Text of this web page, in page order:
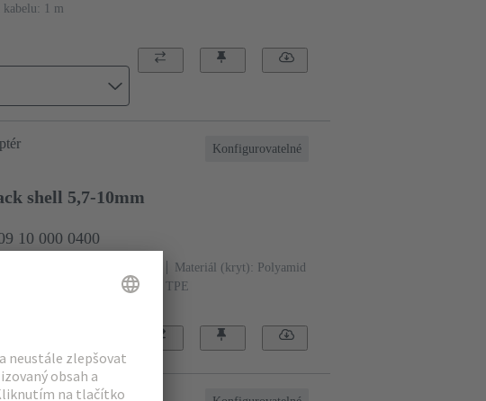
kabelu: 1 m
Konfigurovatelné
shell 5,7-10mm
10 000 0400
Materiál (kryt): Polyamid
Materiál (těsnění): TPE